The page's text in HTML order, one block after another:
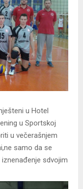
u Hotel
u Sportskoj
u večerašnjem
samo da se
sdvojim